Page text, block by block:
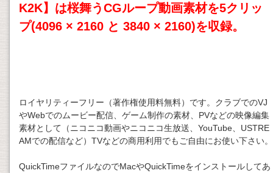
K2K】は桜舞うCGループ動画素材を5クリッ
プ(4096 × 2160 と 3840 × 2160)を収録。
ロイヤリティーフリー（著作権使用料無料）です。クラブでのVJ
やWebでのムービー配信、ゲーム制作の素材、PVなどの映像編集
素材として（ニコニコ動画やニコニコ生放送、YouTube、USTRE
AMでの配信など）TVなどの商用利用でもご自由にお使い下さい。
QuickTimeファイルなのでMacやQuickTimeをインストールしてあ